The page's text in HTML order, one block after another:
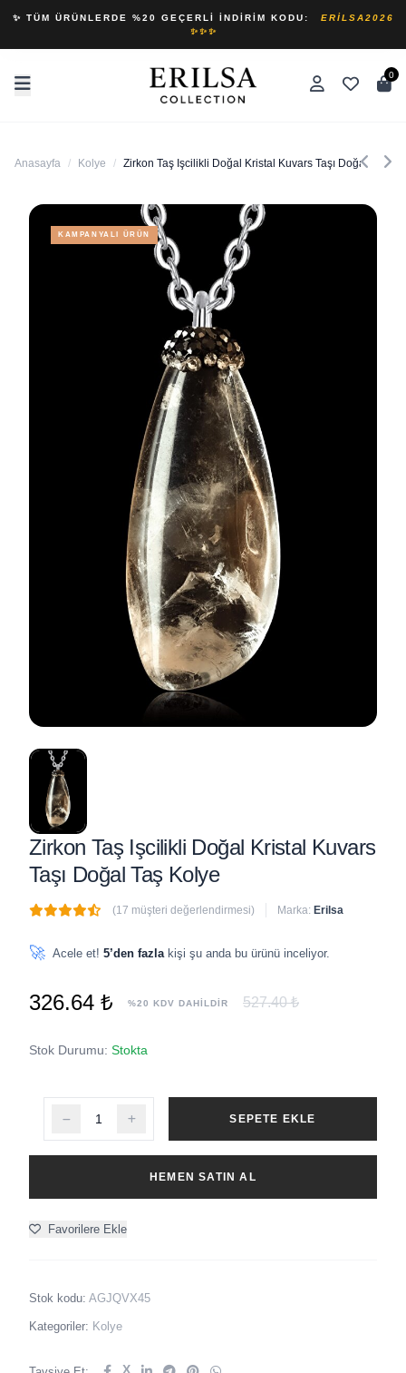
✨ TÜM ÜRÜNLERDE %20 GEÇERLI İNDIRIM KODU:
ERILSA2026
✨✨✨
0
Anasayfa / Kolye / Zirkon Taş Işcilikli Doğal Kristal Kuvars Taşı Doğal Taş
KAMPANYALI ÜRÜN
Zirkon Taş Işcilikli Doğal Kristal Kuvars
Taşı Doğal Taş Kolye
(17 müşteri değerlendirmesi) Marka: Erilsa
🚀 Acele et! 5’den fazla kişi şu anda bu ürünü inceliyor.
326.64 ₺ %20 KDV DAHİLDİR 527.40 ₺
Stok Durumu: Stokta
SEPETE EKLE
HEMEN SATIN AL
Favorilere Ekle
Stok kodu: AGJQVX45
Kategoriler: Kolye
X